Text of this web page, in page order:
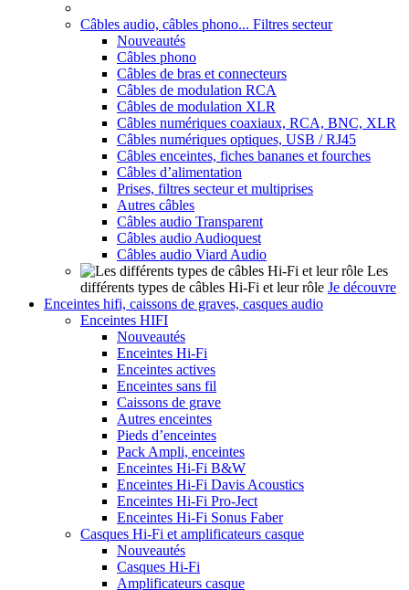
Câbles audio, câbles phono... Filtres secteur
Nouveautés
Câbles phono
Câbles de bras et connecteurs
Câbles de modulation RCA
Câbles de modulation XLR
Câbles numériques coaxiaux, RCA, BNC, XLR
Câbles numériques optiques, USB / RJ45
Câbles enceintes, fiches bananes et fourches
Câbles d’alimentation
Prises, filtres secteur et multiprises
Autres câbles
Câbles audio Transparent
Câbles audio Audioquest
Câbles audio Viard Audio
Les
différents types de câbles Hi-Fi et leur rôle Je découvre
Enceintes hifi, caissons de graves, casques audio
Enceintes HIFI
Nouveautés
Enceintes Hi-Fi
Enceintes actives
Enceintes sans fil
Caissons de grave
Autres enceintes
Pieds d’enceintes
Pack Ampli, enceintes
Enceintes Hi-Fi B&W
Enceintes Hi-Fi Davis Acoustics
Enceintes Hi-Fi Pro-Ject
Enceintes Hi-Fi Sonus Faber
Casques Hi-Fi et amplificateurs casque
Nouveautés
Casques Hi-Fi
Amplificateurs casque